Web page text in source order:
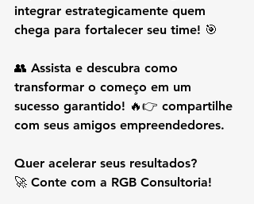
integrar estrategicamente quem
chega para fortalecer seu time! 🎯
👥 Assista e descubra como
transformar o começo em um
sucesso garantido! 🔥👉 compartilhe
com seus amigos empreendedores.
Quer acelerar seus resultados?
🚀 Conte com a RGB Consultoria!